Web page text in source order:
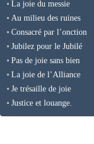
La joie du messie
Au milieu des ruines
Consacré par l’onction
Jubilez pour le Jubilé
Pas de joie sans bien
La joie de l’Alliance
Je trésaille de joie
Justice et louange.